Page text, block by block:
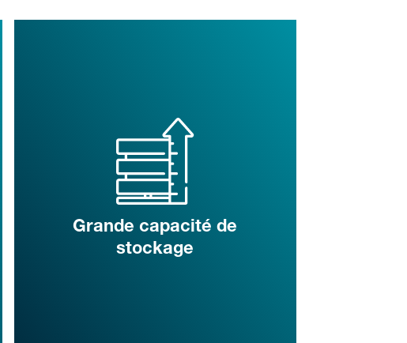
Grande capacité de
stockage